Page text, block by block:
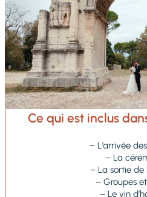
Ce qui est inclus
– L’arrivée
– La
– La sortie
– Groupes
– Le vin